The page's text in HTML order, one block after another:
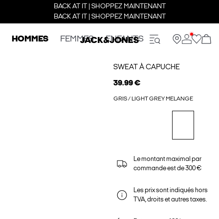
BACK AT IT | SHOPPEZ MAINTENANT
BACK AT IT | SHOPPEZ MAINTENANT
HOMMES FEMMES ENFANTS
SWEAT À CAPUCHE
39.99 €
GRIS / LIGHT GREY MELANGE
Le montant maximal par
commande est de 300 €
Les prix sont indiqués hors
TVA, droits et autres taxes.